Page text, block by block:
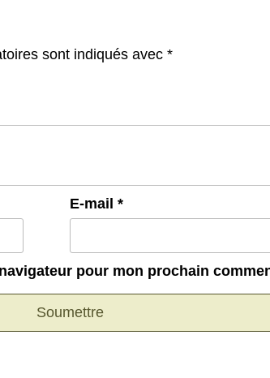
sont indiqués avec *
E-mail *
pour mon prochain